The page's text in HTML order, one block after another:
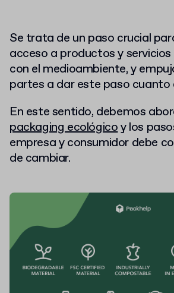
Se trata de un paso crucial
acceso a productos y
con el medioambiente, y
partes a dar este paso cuanto
En este sentido, debemos
packaging ecológicoy los
empresa y consumidor debe
de cambiar.